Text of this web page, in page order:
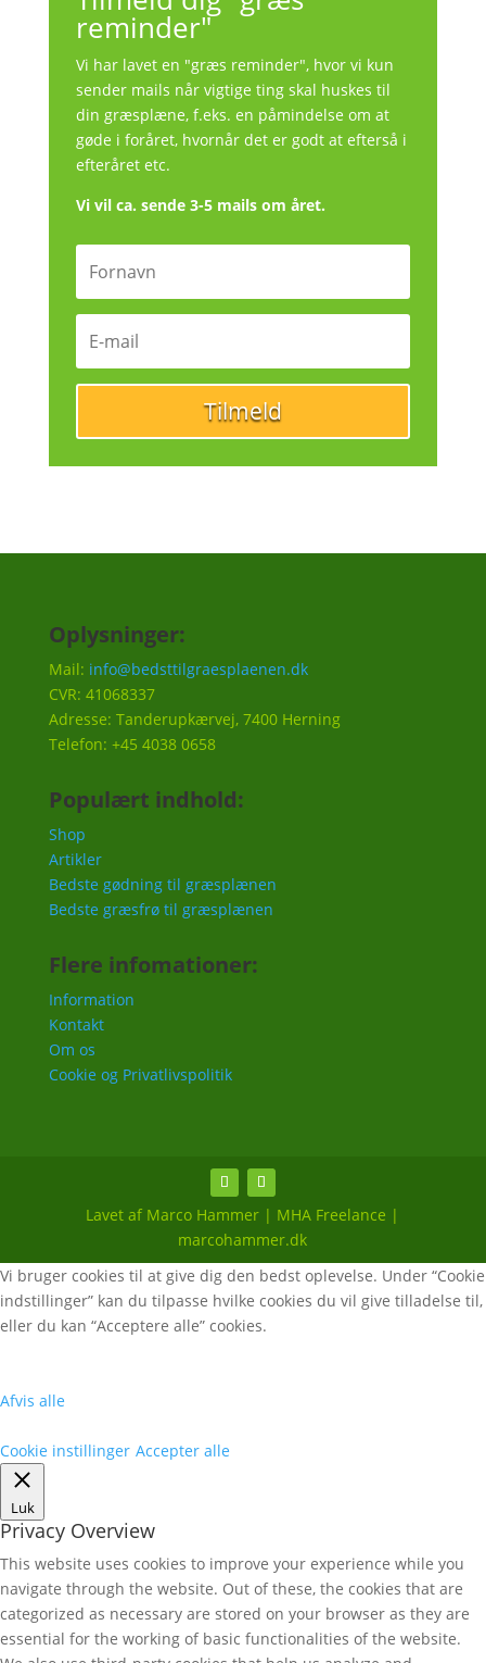
reminder"
Vi har lavet en "græs reminder", hvor vi kun
sender mails når vigtige ting skal huskes til
din græsplæne, f.eks. en påmindelse om at
gøde i foråret, hvornår det er godt at efterså i
efteråret etc.
Vi vil ca. sende 3-5 mails om året.
Tilmeld
Oplysninger:
Mail: info@bedsttilgraesplaenen.dk
CVR: 41068337
Adresse: Tanderupkærvej, 7400 Herning
Telefon: +45 4038 0658
Populært indhold:
Shop
Artikler
Bedste gødning til græsplænen
Bedste græsfrø til græsplænen
Flere infomationer:
Information
Kontakt
Om os
Cookie og Privatlivspolitik
Lavet af Marco Hammer | MHA Freelance |
marcohammer.dk
Vi bruger cookies til at give dig den bedst oplevelse. Under “Cookie
indstillinger” kan du tilpasse hvilke cookies du vil give tilladelse til,
eller du kan “Acceptere alle” cookies.
Afvis alle
Cookie instillinger Accepter alle
Luk
Privacy Overview
This website uses cookies to improve your experience while you
navigate through the website. Out of these, the cookies that are
categorized as necessary are stored on your browser as they are
essential for the working of basic functionalities of the website.